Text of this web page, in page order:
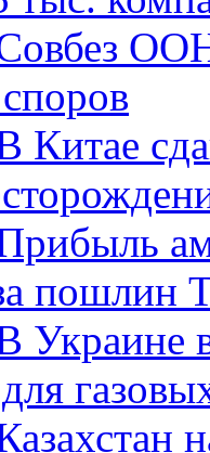
Китае
пошлин
Украине